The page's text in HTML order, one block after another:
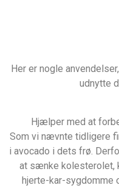
Her er nogle
udnytte
Hjælper med at
Som vi nævnte tidligere
i avocado i dets frø.
at sænke kolesterolet,
hjerte-kar-sygdomme